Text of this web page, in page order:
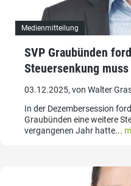
Medienmitteilung
SVP Graubünden
Steuersenkung
03.12.2025, von Walter
In der Dezembersession
Graubünden eine weitere
vergangenen Jahr hatte...